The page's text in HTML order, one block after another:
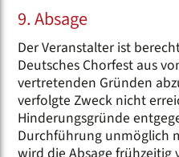
9. Absage
Der Veranstalter ist
Deutsches Chorfest aus
vertretenden Gründen
verfolgte Zweck nicht
Hinderungsgründe
Durchführung unmöglich